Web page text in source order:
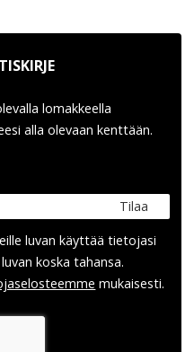
lomakkeella
alla olevaan kenttään.
Tilaa
luvan käyttää tietojasi
koska tahansa.
mukaisesti.